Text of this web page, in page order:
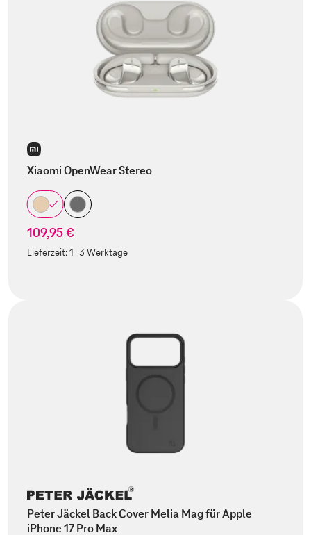
Xiaomi OpenWear Stereo
109,95 €
Lieferzeit:1-3 Werktage
Peter Jäckel Back Cover Melia Mag für Apple
iPhone 17 Pro Max